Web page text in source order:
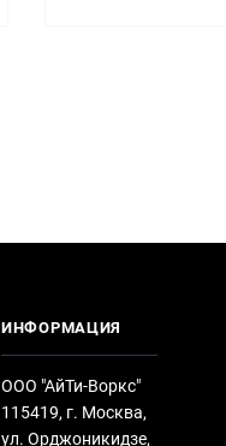
ИНФОРМАЦИЯ
ООО "АйТи-Воркс"
115419, г. Москва,
ул. Орджоникидзе,